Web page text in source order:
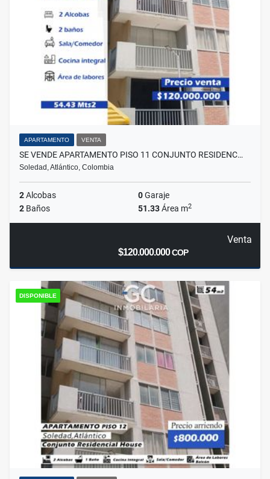
APARTAMENTO VENTA
SE VENDE APARTAMENTO PISO 11 CONJUNTO RESIDENC…
Soledad, Atlántico, Colombia
2Alcobas 0Garaje
2 Baños 51.33Área m2
Venta
$120.000.000COP
DISPONIBLE